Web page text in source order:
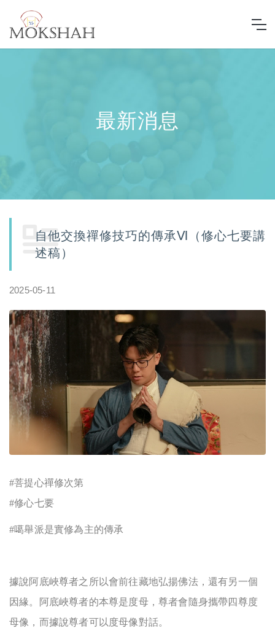
最新消息
自他交換禪修技巧的傳承Ⅵ（修心七要講
述稿）
2025-05-11
#菩提心禪修次第
#修心七要
#噶舉派是實修為主的傳承
據說阿底峽尊者之所以會前往藏地弘揚佛法，還有另一個
因緣。阿底峽尊者的本尊是度母，尊者會隨身攜帶四尊度
母像，而據說尊者可以度母像對話。